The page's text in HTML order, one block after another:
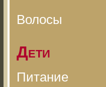
Волосы
Дети
Питание